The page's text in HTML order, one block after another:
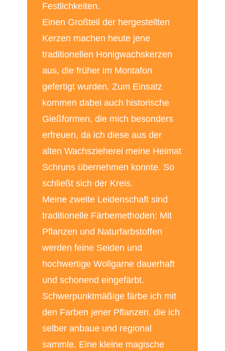
Festlichkeiten.
Einen Großteil der hergestellten
Kerzen machen heute jene
traditionellen Honigwachskerzen
aus, die früher im Montafon
gefertigt wurden. Zum Einsatz
kommen dabei auch historische
Gießformen, die mich besonders
erfreuen, da ich diese aus der
alten Wachszieherei meine Heimat
Schruns übernehmen konnte. So
schließt sich der Kreis.
Meine zweite Leidenschaft sind
traditionelle Färbemethoden: Mit
Pflanzen und Naturfarbstoffen
werden feine Seiden und
hochwertige Wollgarne dauerhaft
und schonend eingefärbt.
Schwerpunktmäßige färbe ich mit
den Farben jener Pflanzen, die ich
selber anbaue und regional
sammle. Eine kleine magische